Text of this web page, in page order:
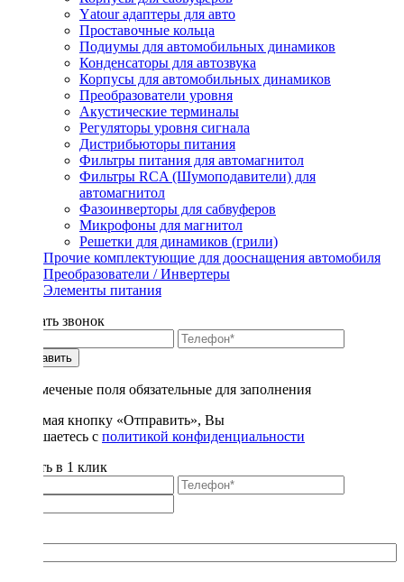
Yаtour адаптеры для авто
Проставочные кольца
Подиумы для автомобильных динамиков
Конденсаторы для автозвука
Корпусы для автомобильных динамиков
Преобразователи уровня
Акустические терминалы
Регуляторы уровня сигнала
Дистрибьюторы питания
Фильтры питания для автомагнитол
Фильтры RCA (Шумоподавители) для
автомагнитол
Фазоинверторы для сабвуферов
Микрофоны для магнитол
Решетки для динамиков (грили)
Прочие комплектующие для дооснащения автомобиля
Преобразователи / Инвертеры
Элементы питания
Заказать звонок
Отправить
* - отмеченые поля обязательные для заполнения
Нажимая кнопку «Отправить», Вы
соглашаетесь с политикой конфиденциальности
Купить в 1 клик